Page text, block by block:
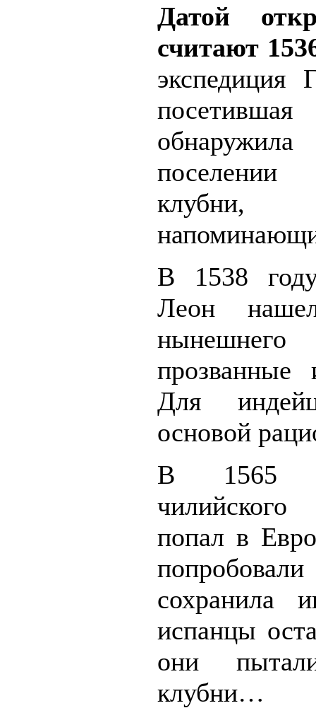
Датой
считают
экспедиция
поселении
В 1538
Леон
нынешнего
прозванные
Для
основой
В 1565
попал в
сохранила
испанцы
они
клубни…